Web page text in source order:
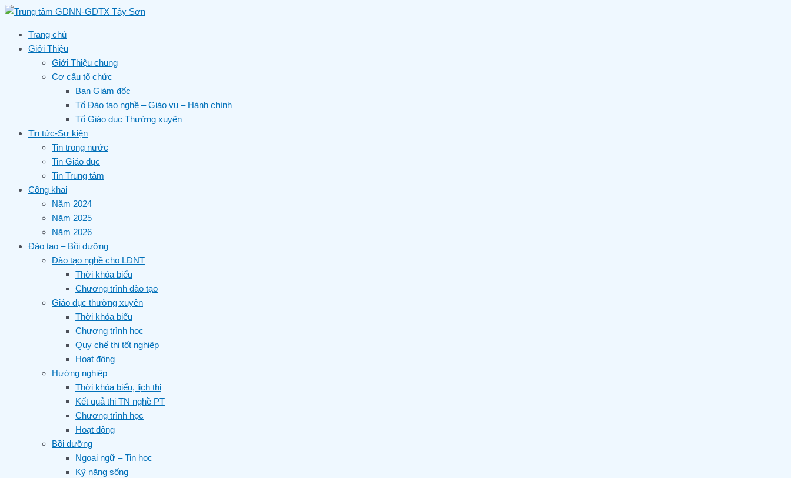
Skip
contentTrang chủ
Giới Thiệu
Giới Thiệu chung
Cơ cấu tổ chức
Ban Giám đốc
Tổ Đào tạo nghề – Giáo vụ – Hành chính
Tổ Giáo dục Thường xuyên
Tin tức-Sự kiện
Tin trong nước
Tin Giáo dục
Tin Trung tâm
Công khai
Năm 2024
Năm 2025
Năm 2026
Đào tạo – Bồi dưỡng
Đào tạo nghề cho LĐNT
Thời khóa biểu
Chương trình đào tạo
Giáo dục thường xuyên
Thời khóa biểu
Chương trình học
Quy chế thi tốt nghiệp
Hoạt động
Hướng nghiệp
Thời khóa biểu, lịch thi
Kết quả thi TN nghề PT
Chương trình học
Hoạt động
Bồi dưỡng
Ngoại ngữ – Tin học
Kỹ năng sống